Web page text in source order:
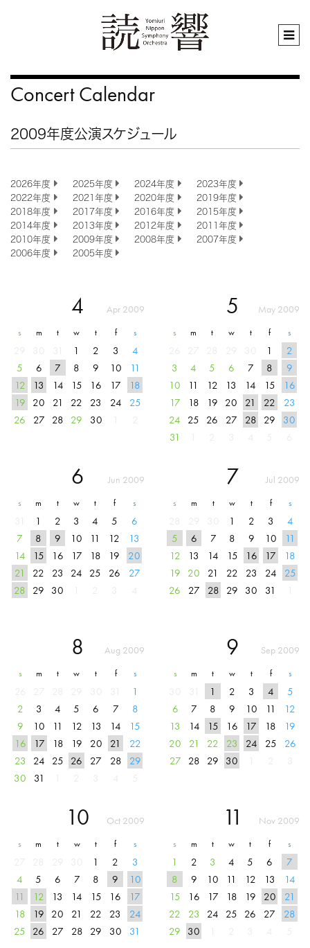
Concert Calendar
2009年度公演スケジュール
2026年度 2025年度 2024年度
2023年度
2022年度
2021年度 2020年度
2019年度
2018年度
2017年度 2016年度
2015年度
2014年度
2013年度 2012年度
2011年度
2010年度
2009年度 2008年度
2007年度
2006年度
2005年度
4 Apr 2009
s m t w t f s
1 2 3
4
5
6 7 8 9 10
11
12
13 14 15 16 17
18
19
20 21 22 23 24
25
26
27 28 29 30
5 May 2009
s m t w t f s
1
2
3
4 5 6 7 8
9
10
11 12 13 14 15
16
17
18 19 20 21 22
23
24
25 26 27 28 29
30
31
6 Jun 2009
s m t w t f s
1 2 3 4 5
6
7
8 9 10 11 12
13
14
15 16 17 18 19
20
21
22 23 24 25 26
27
28
29 30
7 Jul 2009
s m t w t f s
1 2 3
4
5
6 7 8 9 10
11
12
13 14 15 16 17
18
19
20 21 22 23 24
25
26
27 28 29 30 31
8 Aug 2009
s m t w t f s
1
2
3 4 5 6 7
8
9
10 11 12 13 14
15
16
17 18 19 20 21
22
23
24 25 26 27 28
29
30
31
9 Sep 2009
s m t w t f s
1 2 3 4
5
6
7 8 9 10 11
12
13
14 15 16 17 18
19
20
21 22 23 24 25
26
27
28 29 30
10 Oct 2009
s m t w t f s
1 2
3
4
5 6 7 8 9
10
11
12 13 14 15 16
17
18
19 20 21 22 23
24
25
26 27 28 29 30 31
11 Nov 2009
s m t w t f s
1 2 3 4 5 6
7
8
9 10 11 12 13
14
15
16 17 18 19 20
21
22
23 24 25 26 27
28
29
30